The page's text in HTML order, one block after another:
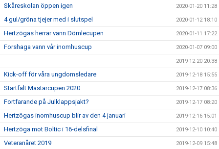
Skåreskolan öppen igen 2020-01-20 11:28
4 gul/gröna tjejer med i slutspel 2020-01-12 18:10
Hertzögas herrar vann Dömlecupen 2020-01-11 17:22
Forshaga vann vår inomhuscup 2020-01-07 09:00
2019-12-20 20:38
Kick-off för våra ungdomsledare 2019-12-18 15:55
Startfält Mästarcupen 2020 2019-12-17 08:36
Fortfarande på Julklappsjakt? 2019-12-17 08:20
Hertzögas inomhuscup blir av den 4 januari 2019-12-16 15:01
Hertzöga mot Boltic i 16-delsfinal 2019-12-10 10:40
Veteranåret 2019 2019-12-09 15:48